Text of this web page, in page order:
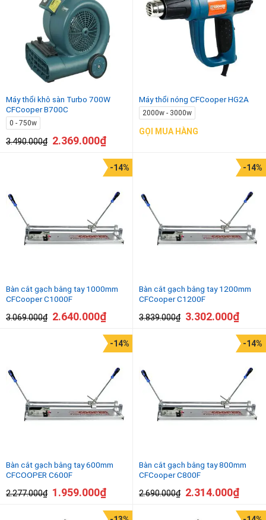
Máy thổi khô sàn Turbo 700W
CFCooper B700C
0 - 750w
3.490.000₫ 2.369.000₫
Máy thổi nóng CFCooper HG2A
2000w - 3000w
GỌI MUA HÀNG
Bàn cắt gạch bằng tay 1000mm
CFCooper C1000F
3.069.000₫
-14%
2.640.000₫
Bàn cắt gạch bằng tay 1200mm
CFCooper C1200F
3.839.000₫
-14%
3.302.000₫
Bàn cắt gạch bằng tay 600mm
CFCOOPER C600F
2.277.000₫
-14%
1.959.000₫
Bàn cắt gạch bằng tay 800mm
CFCooper C800F
2.690.000₫
-14%
2.314.000₫